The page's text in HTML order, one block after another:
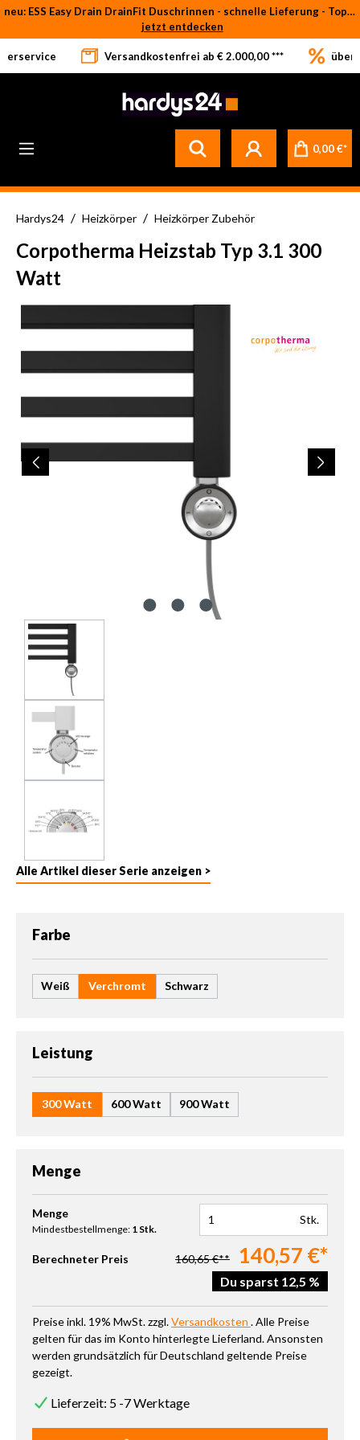
Zum Hauptinhalt springen
neu: ESS Easy Drain DrainFit Duschrinnen - schnelle Lieferung - Top-Preise
jetzt entdecken
Betrifft ausschließlich bei Bestellware-Fliesen: aufgrund der Werksferien in Italien und Spanien kommt es zu Verzögerungen bei der Verladung. Sämtliche Lagerware (sofort verfügbar) sowie alle anderen Produktgruppen versenden wir weiterhin regulär
Versandkostenfrei ab € 2.000,00 *** über
0,00 €*
Hardys24 / Heizkörper / Heizkörper Zubehör
Corpotherma Heizstab Typ 3.1 300
Watt
Alle Artikel dieser Serie anzeigen >
Farbe
Weiß Verchromt Schwarz
Leistung
300 Watt 600 Watt 900 Watt
Menge
Produkt Anzahl: Gib den gewünschten Wert ein oder benutze
Menge
Mindestbestellmenge: 1 Stk.
Stk.
Berechneter Preis 160,65 €** 140,57 €*
Du sparst 12,5 %
Preise inkl. 19% MwSt. zzgl.Versandkosten . Alle Preise
gelten für das im Konto hinterlegte Lieferland. Ansonsten
werden grundsätzlich für Deutschland geltende Preise
gezeigt.
Lieferzeit: 5 -7 Werktage